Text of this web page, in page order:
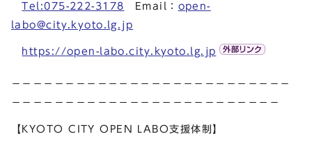
Tel:075-222-3178 Email： open-
labo@city.kyoto.lg.jp
https://open-labo.city.kyoto.lg.jp
－－－－－－－－－－－－－－－－－－－－－－－－－－
－－－－－－－－－－－－－－－－－－－－－－－－－
【KYOTO CITY OPEN LABO支援体制】